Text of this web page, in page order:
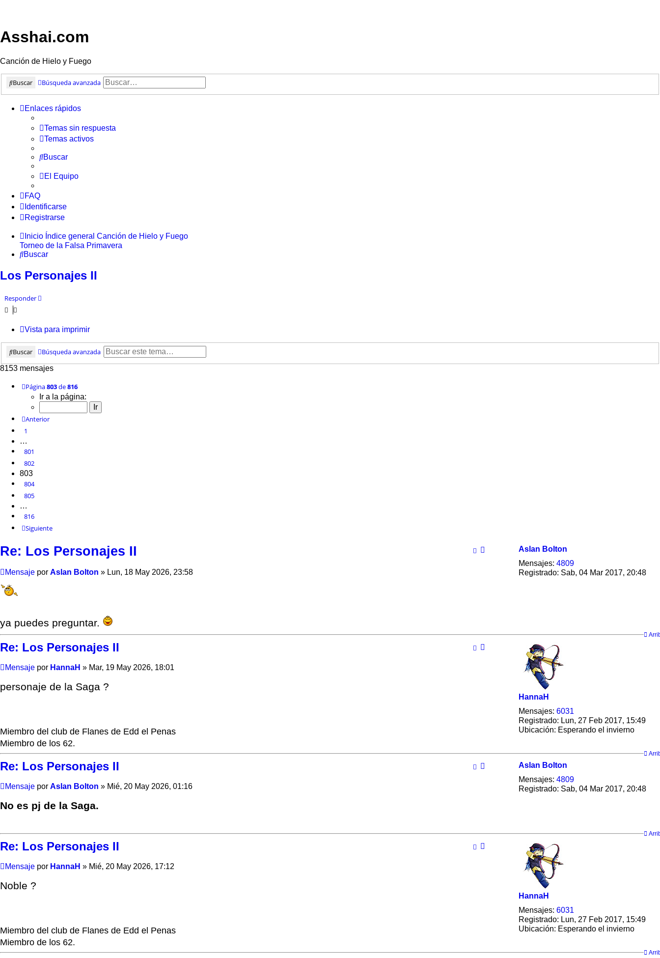
Asshai.com
Canción de Hielo y Fuego
Buscar Búsqueda avanzada
Enlaces rápidos
Temas sin respuesta
Temas activos
Buscar
El Equipo
FAQ
Identificarse
Registrarse
Inicio Índice general Canción de Hielo y Fuego
Torneo de la Falsa Primavera
Buscar
Los Personajes II
Responder
Vista para imprimir
Buscar Búsqueda avanzada
8153 mensajes
Página803de816
Ir a la página:
Anterior
1
…
801
802
803
804
805
…
816
Siguiente
Aslan Bolton
Mensajes: 4809
Registrado: Sab, 04 Mar 2017, 20:48
Re: Los Personajes II
Mensaje por Aslan Bolton » Lun, 18 May 2026, 23:58
ya puedes preguntar.
HannaH
Mensajes: 6031
Registrado: Lun, 27 Feb 2017, 15:49
Ubicación: Esperando el invierno
Re: Los Personajes II
Mensaje por HannaH » Mar, 19 May 2026, 18:01
personaje de la Saga ?
Miembro del club de Flanes de Edd el Penas
Miembro de los 62.
Aslan Bolton
Mensajes: 4809
Registrado: Sab, 04 Mar 2017, 20:48
Re: Los Personajes II
Mensaje por Aslan Bolton » Mié, 20 May 2026, 01:16
No es pj de la Saga.
HannaH
Mensajes: 6031
Registrado: Lun, 27 Feb 2017, 15:49
Ubicación: Esperando el invierno
Re: Los Personajes II
Mensaje por HannaH » Mié, 20 May 2026, 17:12
Noble ?
Miembro del club de Flanes de Edd el Penas
Miembro de los 62.